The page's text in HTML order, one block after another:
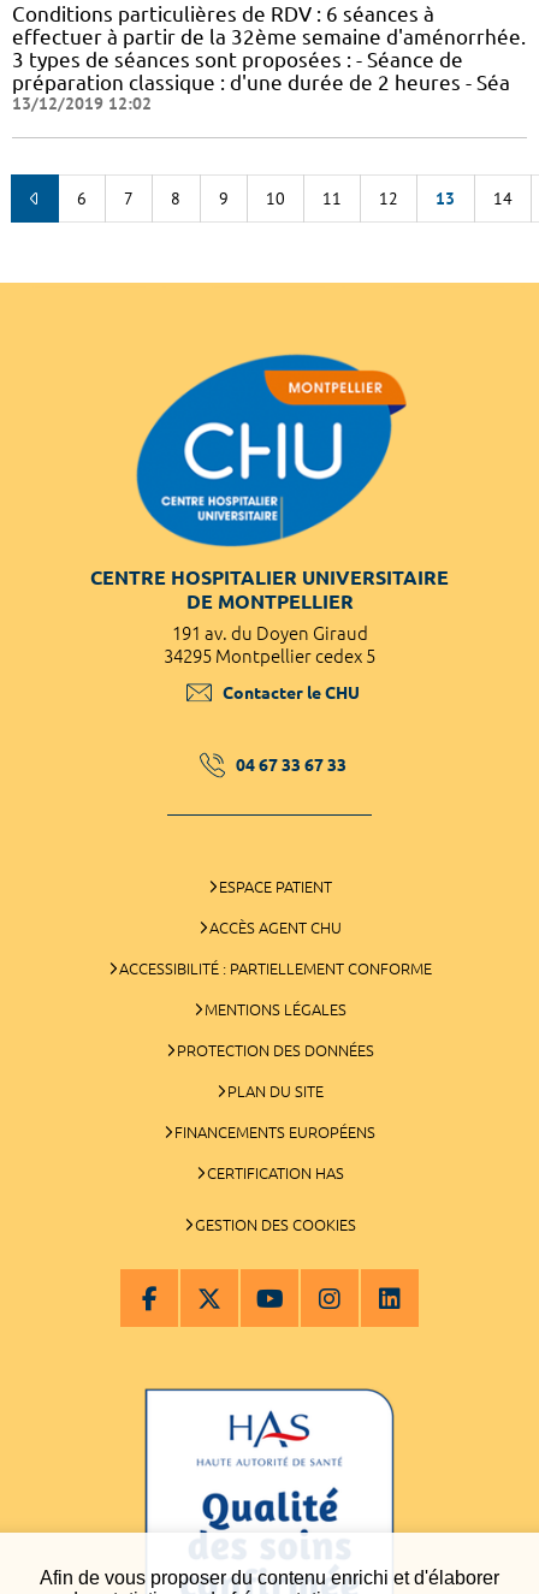
Afin de vous proposer du contenu enrichi et d'élaborer
Conditions particulières de RDV : 6 séances à
effectuer à partir de la 32ème semaine d'aménorrhée.
3 types de séances sont proposées : - Séance de
préparation classique : d'une durée de 2 heures - Séa
13/12/2019 12:02
6 7 8 9 10 11 12 13 14
CENTRE HOSPITALIER UNIVERSITAIRE
DE MONTPELLIER
191 av. du Doyen Giraud
34295 Montpellier cedex 5
Contacter le CHU
04 67 33 67 33
ESPACE PATIENT
ACCÈS AGENT CHU
ACCESSIBILITÉ : PARTIELLEMENT CONFORME
MENTIONS LÉGALES
PROTECTION DES DONNÉES
PLAN DU SITE
FINANCEMENTS EUROPÉENS
CERTIFICATION HAS
GESTION DES COOKIES